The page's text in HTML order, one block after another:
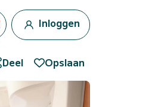
Inloggen
Deel Opslaan